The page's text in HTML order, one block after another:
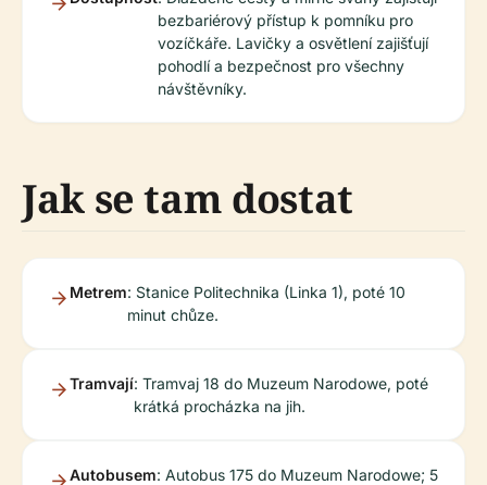
bezbariérový přístup k pomníku pro
vozíčkáře. Lavičky a osvětlení zajišťují
pohodlí a bezpečnost pro všechny
návštěvníky.
Jak se tam dostat
Metrem: Stanice Politechnika (Linka 1), poté 10
minut chůze.
Tramvají: Tramvaj 18 do Muzeum Narodowe, poté
krátká procházka na jih.
Autobusem: Autobus 175 do Muzeum Narodowe; 5